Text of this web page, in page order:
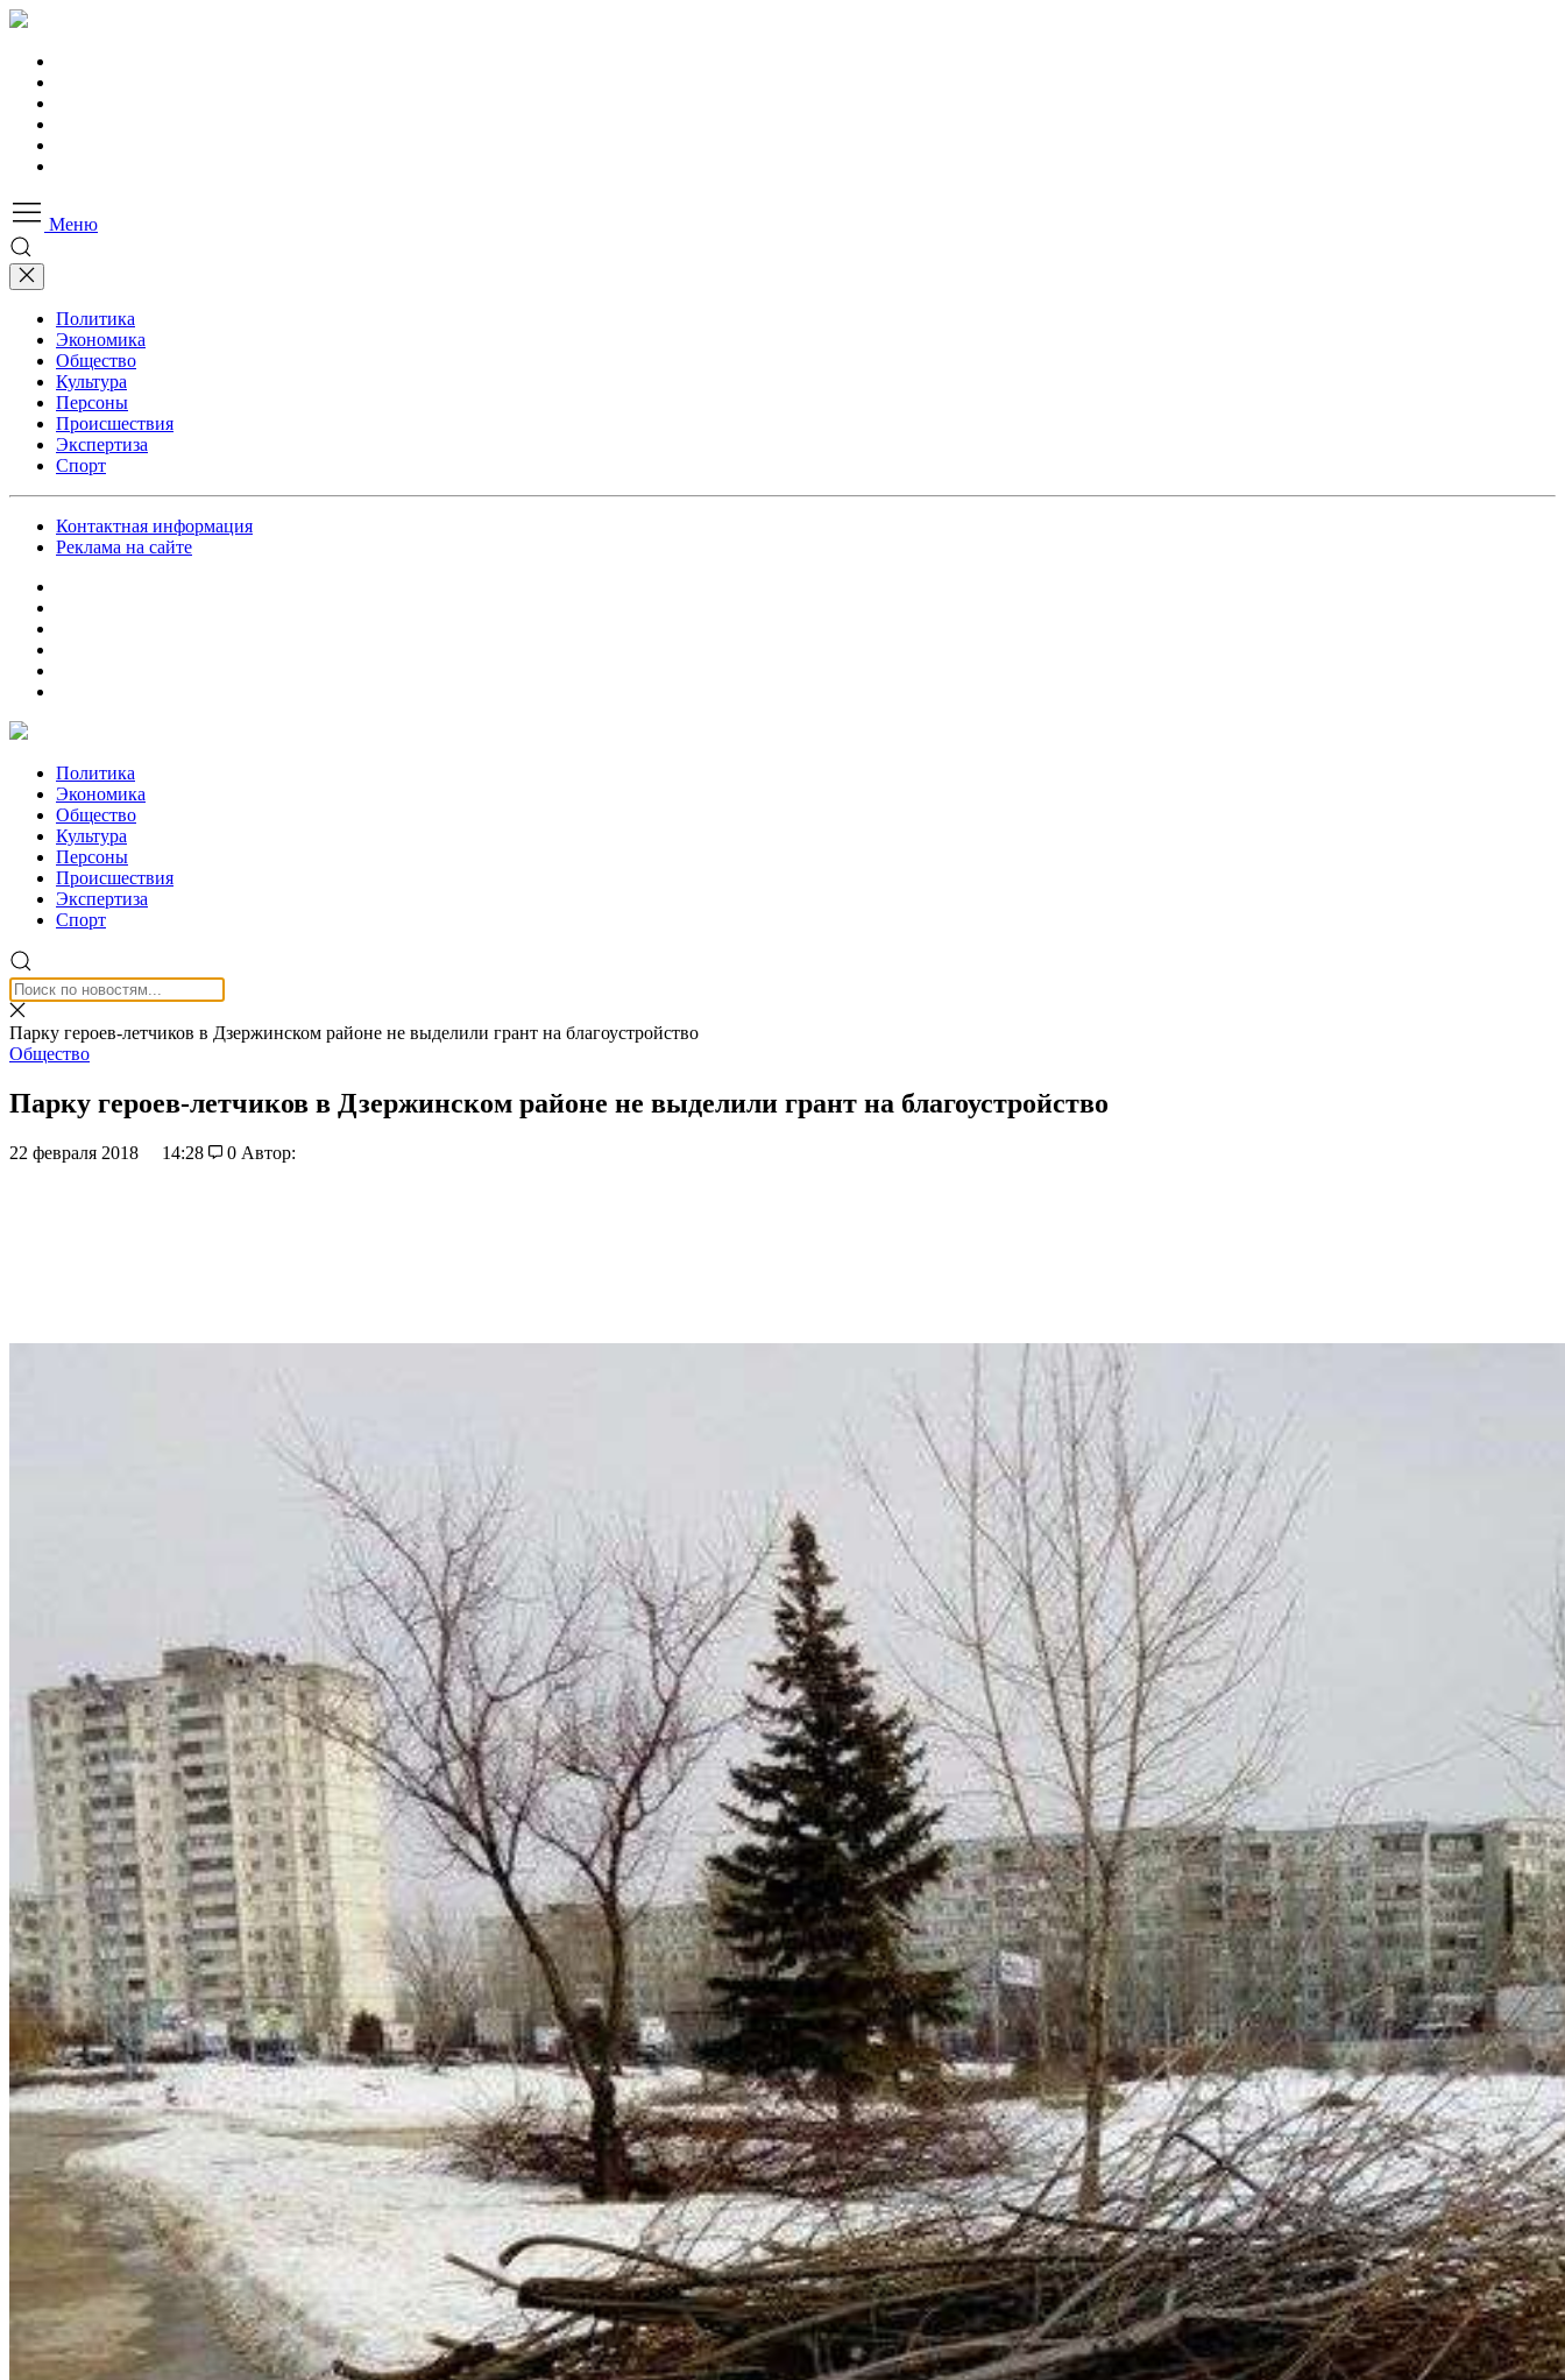
Меню
Политика
Экономика
Общество
Культура
Персоны
Происшествия
Экспертиза
Спорт
Контактная информация
Реклама на сайте
Политика
Экономика
Общество
Культура
Персоны
Происшествия
Экспертиза
Спорт
Парку героев-летчиков в Дзержинском районе не выделили грант на благоустройство
Общество
Парку героев-летчиков в Дзержинском районе не выделили грант на благоустройство
22 февраля 2018 14:28 0 Автор: